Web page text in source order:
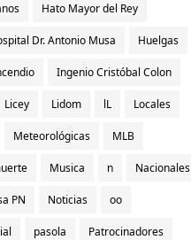
Hato Mayor del Rey
Dr. Antonio Musa Huelgas
Ingenio Cristóbal Colon
Licey Lidom lL Locales
Meteorológicas MLB
Musica n Nacionales
PN Noticias oo
pasola Patrocinadores